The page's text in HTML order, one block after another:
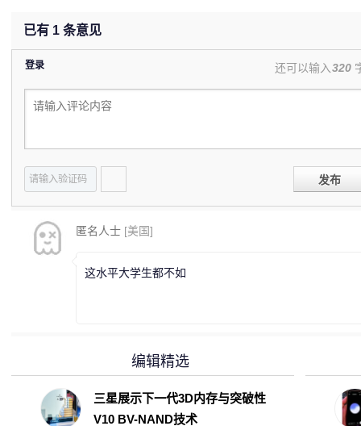
已有 1 条意见
登录 还可以输入320
发布
匿名人士 [美国]
这水平大学生都不如
编辑精选
三星展示下一代3D内存与突破性
V10 BV-NAND技术